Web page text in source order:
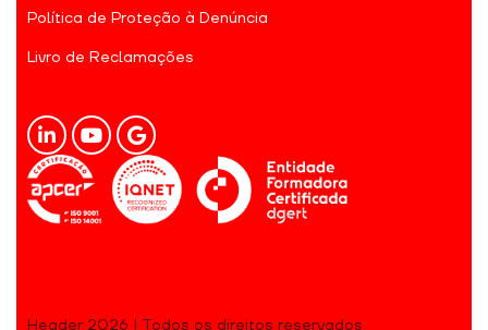
Política de Proteção à Denúncia
Livro de Reclamações
Header 2026 | Todos os direitos reservados